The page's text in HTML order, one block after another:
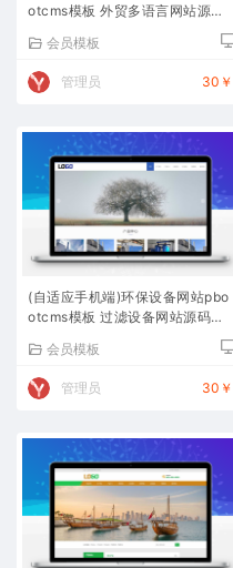
otcms模板 外贸多语言网站源码
会员模板
管理员 30￥
(自适应手机端)环保设备网站pbo
otcms模板 过滤设备网站源码下
会员模板
管理员 30￥